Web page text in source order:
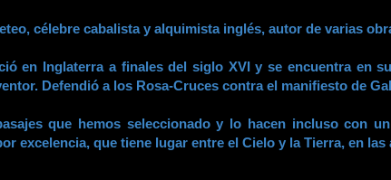
célebre cabalista y alquimista inglés, autor de varias
en Inglaterra a finales del siglo XVI y se encuentra en
Defendió a los Rosa-Cruces contra el manifiesto de
que hemos seleccionado y lo hacen incluso con
excelencia, que tiene lugar entre el Cielo y la Tierra, en